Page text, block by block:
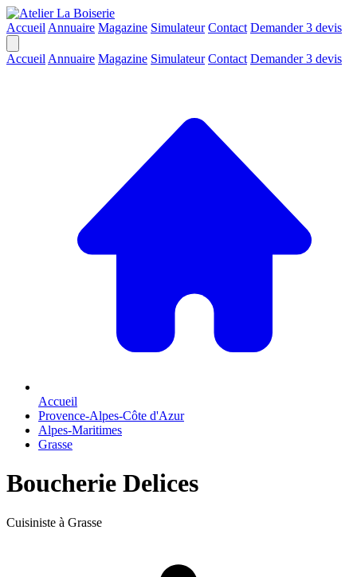
Accueil Annuaire Magazine Simulateur Contact Demander 3 devis
Accueil Annuaire Magazine Simulateur Contact Demander 3 devis
Accueil
Provence-Alpes-Côte d'Azur
Alpes-Maritimes
Grasse
Boucherie Delices
Cuisiniste à Grasse